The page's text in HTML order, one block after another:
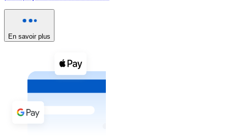
Voir toutes
Coupons crypto
Achetez des cryptomonnaies en espèces et d'autres
Acheter avec espèces
Virement SEPA
En savoir plus